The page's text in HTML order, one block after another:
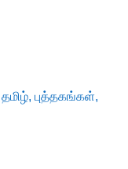
தமிழ், புத்தகங்கள்,